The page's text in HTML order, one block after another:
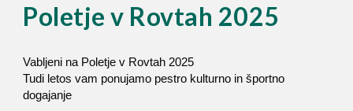
Poletje v Rovtah 2025
Vabljeni na Poletje v Rovtah 2025
Tudi letos vam ponujamo pestro kulturno in športno
dogajanje